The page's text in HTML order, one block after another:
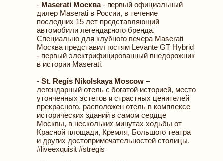
- Maserati Москва- первый официальный
дилер Maserati в России, в течение
последних 15 лет представляющий
автомобили легендарного бренда.
Специально для клубного вечера Maserati
Москва представил гостям Levante GT Hybrid
- первый электрифицированный внедорожник
в истории Maserati.
- St. Regis Nikolskaya Moscow –
легендарный отель с богатой историей, место
утонченных эстетов и страстных ценителей
прекрасного, расположен отель в комплексе
исторических зданий в самом сердце
Москвы, в нескольких минутах ходьбы от
Красной площади, Кремля, Большого театра
и других достопримечательностей столицы.
#liveexquisit #stregis